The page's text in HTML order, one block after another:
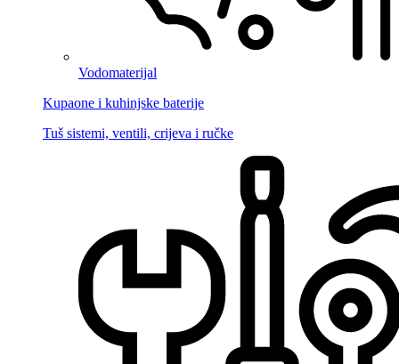
Vodomaterijal
Kupaone i kuhinjske baterije
Tuš sistemi, ventili, crijeva i ručke